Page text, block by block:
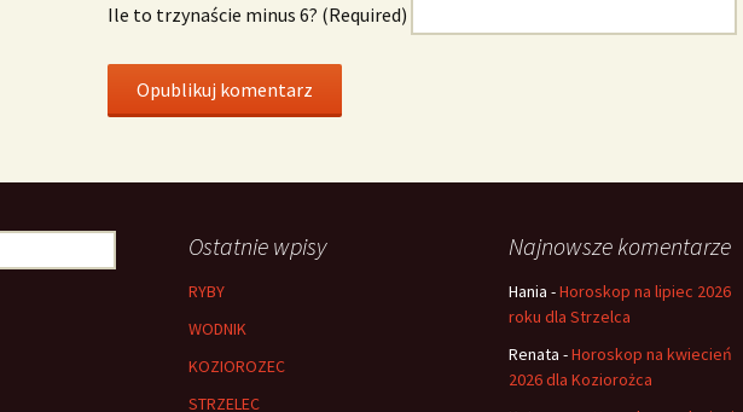
Ile to trzynaście minus 6? (Required)
Ostatnie wpisy
RYBY
WODNIK
KOZIOROZEC
STRZELEC
Najnowsze komentarze
Hania -Horoskop na lipiec 2026
roku dla Strzelca
Renata -Horoskop na kwiecień
2026 dla Koziorożca